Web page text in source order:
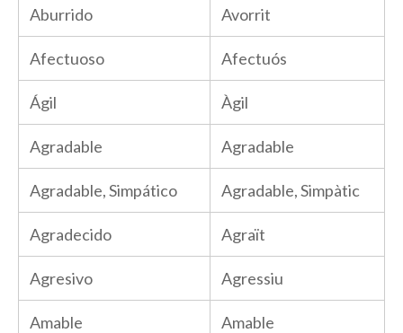
Aburrido Avorrit
Afectuoso Afectuós
Ágil Àgil
Agradable Agradable
Agradable, Simpático Agradable, Simpàtic
Agradecido Agraït
Agresivo Agressiu
Amable Amable